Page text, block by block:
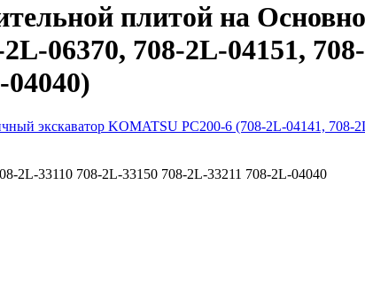
плитой на
06370, 708-2L-04151,
04040)
2L-33110 708-2L-33150 708-2L-33211 708-2L-04040